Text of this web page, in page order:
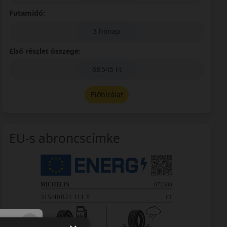
Futamidő:
3 hónap
Első részlet összege:
68 545 Ft
Előbírálat
EU-s abroncscímke